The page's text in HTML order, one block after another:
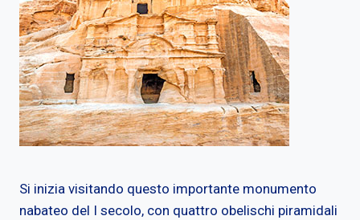
Si inizia visitando questo importante monumento
nabateo del I secolo, con quattro obelischi piramidali